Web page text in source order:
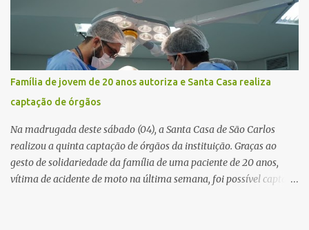
diversos disparos. Duas vítimas morreram ainda no local. Outras
três pessoas foram baleadas e socorridas. Até o momento, não
foram divulgadas informações oficiais sobre o estado de saúde dos
feridos. Equipes da Polícia Militar de Santa Gertrudes atenderam a
ocorrência e isolaram a área para o trabalho da perícia. Até a
última atualização, nenhum suspeito havia sido preso. A Polícia
Civil investigará a motivação da briga, a autoria dos disparos e as
circunstâncias do crime. A ocorrência segue em anda...
Família de jovem de 20 anos autoriza e Santa Casa realiza
captação de órgãos
Na madrugada deste sábado (04), a Santa Casa de São Carlos
realizou a quinta captação de órgãos da instituição. Graças ao
gesto de solidariedade da família de uma paciente de 20 anos,
vítima de acidente de moto na última semana, foi possível captar o